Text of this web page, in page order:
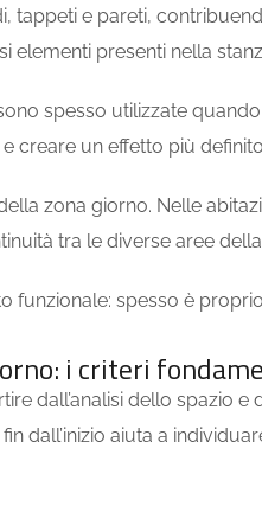
tappeti e pareti,
elementi presenti nella
spesso utilizzate
creare un effetto più
zona giorno. Nelle
tra le diverse aree
funzionale: spesso è
i criteri
dall’analisi dello spazio
dall’inizio aiuta a